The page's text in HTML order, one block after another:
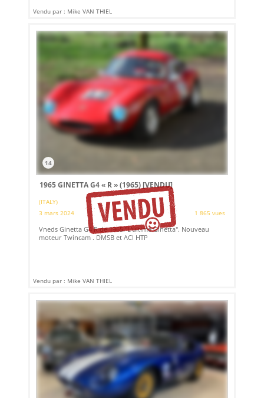
Vendu par : Mike VAN THIEL
14
1965 GINETTA G4 « R » (1965)[VENDU]
(ITALY)
3 mars 2024
1 865 vues
Vneds Ginetta G4 R de 1965."L'ultime Ginetta". Nouveau
moteur Twincam . DMSB et ACI HTP
Vendu par : Mike VAN THIEL